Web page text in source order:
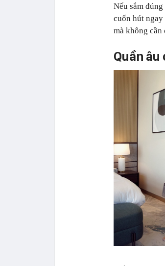
Nếu sắm
cuốn hút
mà không cần
Quần